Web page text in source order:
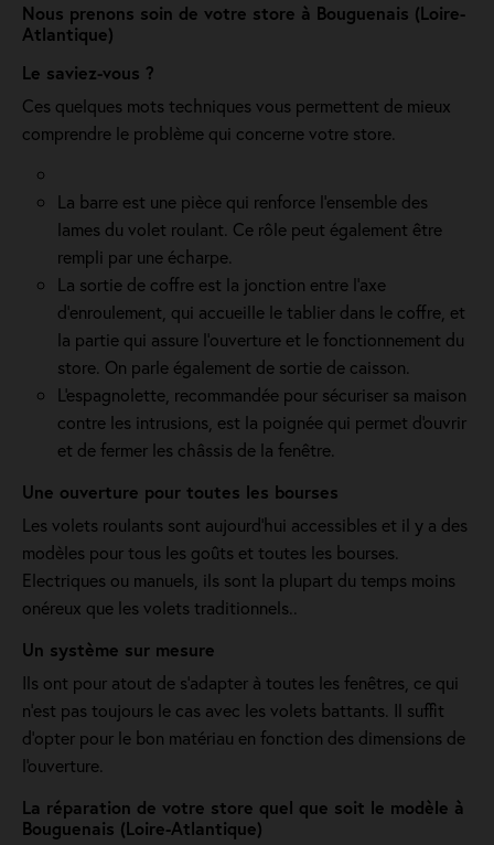
Nous prenons soin de votre store à Bouguenais (Loire-
Atlantique)
Le saviez-vous ?
Ces quelques mots techniques vous permettent de mieux
comprendre le problème qui concerne votre store.
La barre est une pièce qui renforce l’ensemble des
lames du volet roulant. Ce rôle peut également être
rempli par une écharpe.
La sortie de coffre est la jonction entre l’axe
d’enroulement, qui accueille le tablier dans le coffre, et
la partie qui assure l’ouverture et le fonctionnement du
store. On parle également de sortie de caisson.
L'espagnolette, recommandée pour sécuriser sa maison
contre les intrusions, est la poignée qui permet d'ouvrir
et de fermer les châssis de la fenêtre.
Une ouverture pour toutes les bourses
Les volets roulants sont aujourd'hui accessibles et il y a des
modèles pour tous les goûts et toutes les bourses.
Electriques ou manuels, ils sont la plupart du temps moins
onéreux que les volets traditionnels..
Un système sur mesure
Ils ont pour atout de s’adapter à toutes les fenêtres, ce qui
n’est pas toujours le cas avec les volets battants. Il suffit
d’opter pour le bon matériau en fonction des dimensions de
l'ouverture.
La réparation de votre store quel que soit le modèle à
Bouguenais (Loire-Atlantique)